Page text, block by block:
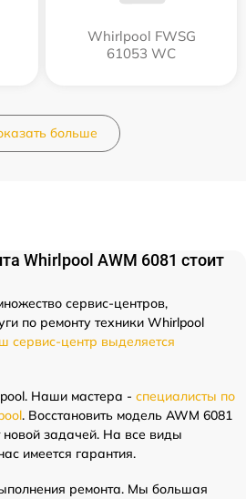
Whirlpool FWSG
61053 WC
больше
Whirlpool AWM 6081 стоит
сервис-центров,
по ремонту техники Whirlpool
сервис-центр выделяется
Наши мастера - специалисты по
. Восстановить модель AWM 6081
новой задачей. На все виды
имеется гарантия.
ремонта. Мы большая